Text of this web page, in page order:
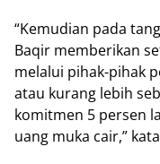
“Kemudian pada
Baqir memberikan
melalui pihak-pihak
atau kurang lebih
komitmen 5 persen
uang muka cair,”